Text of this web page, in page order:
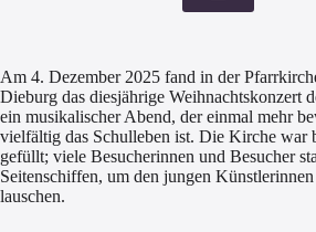
Am 4. Dezember 2025 fand in der
Dieburg das diesjährige Weihnachtskonzert
ein musikalischer Abend, der einmal mehr
vielfältig das Schulleben ist. Die Kirche war
gefüllt; viele Besucherinnen und Besucher
Seitenschiffen, um den jungen
lauschen.